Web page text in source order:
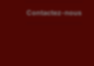
Contactez-nous